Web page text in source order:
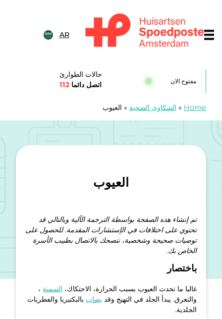
AR
مفتوح الان
حالات الطوارئ
اتصل دائما 112
Home
» الشكاوى الصحية » العيوب
العيوب
تم إنشاء هذه الصفحة بواسطة الترجمة الآلية وبالتالي قد
تحتوي على اختلافات في الإستشارات المقدمة. للحصول على
توصيات صحيحة وشخصية، ننصحك بالاتصال بطبيب الأسرة
الخاص بك.
باختصار
غالبا ما تحدث العيوب بسبب الحرارة، الاحتكاك، السمنة ،
والتعرق. يبدأ الجلد في التهيج وقد يصاب بالبكتيريا والفطريات
الجلدية.